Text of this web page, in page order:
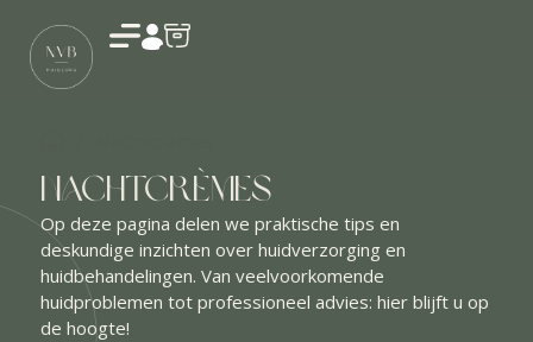
Account
Nachtcrèmes
Op deze pagina delen we praktische tips en
deskundige inzichten over huidverzorging en
huidbehandelingen. Van veelvoorkomende
huidproblemen tot professioneel advies: hier blijft u op
de hoogte!